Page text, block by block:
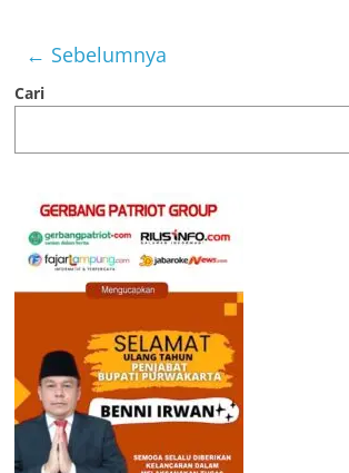
← Sebelumnya
Cari